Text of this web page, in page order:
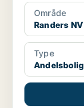
Område
Randers NV
Type
Andelsbolig